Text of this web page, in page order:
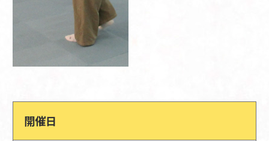
開催日